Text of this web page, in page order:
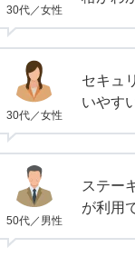
30代／女性
30代／女性
セキュ
いやす
50代／男性
ステー
が利用